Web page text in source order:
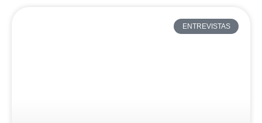
ENTREVISTAS